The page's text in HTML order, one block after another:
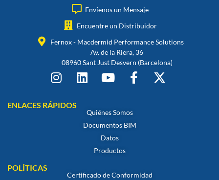
Envíenos un Mensaje
Encuentre un Distribuidor
Fernox - Macdermid Performance Solutions
Av. de la Riera, 36
08960 Sant Just Desvern (Barcelona)
ENLACES RÁPIDOS
Quiénes Somos
Documentos BIM
Datos
Productos
POLÍTICAS
Certificado de Conformidad